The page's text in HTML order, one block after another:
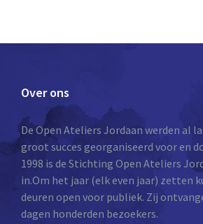
Over ons
De Open Ateliers Jordaan werden al
groot succes georganiseerd voor en
1998 is de Stichting Open Ateliers
in.Om het jaar (elk even jaar) zetten
deuren open voor publiek. Zij
dagen honderden bezoekers.